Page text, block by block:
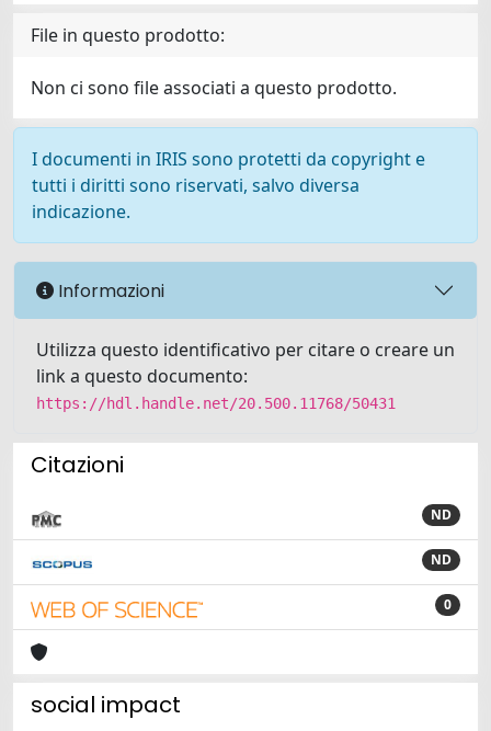
File in questo prodotto:
Non ci sono file associati a questo prodotto.
I documenti in IRIS sono protetti da copyright e
tutti i diritti sono riservati, salvo diversa
indicazione.
Informazioni
Utilizza questo identificativo per citare o creare un
link a questo documento:
https://hdl.handle.net/20.500.11768/50431
Citazioni
ND
ND
0
social impact